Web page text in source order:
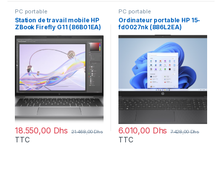
PC portable
Station de travail mobile HP
ZBook Firefly G11 (86B01EA)
18.550,00 Dhs 21.468,00Dhs
TTC
PC portable
Ordinateur portable HP 15-
fd0027nk (886L2EA)
6.010,00 Dhs 7.428,00Dhs
TTC